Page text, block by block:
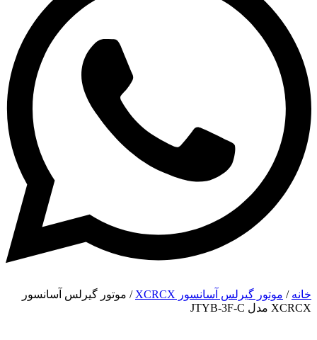
خانه / موتور گیرلس آسانسور XCRCX
/ موتور گیرلس آسانسور
XCRCX مدل JTYB-3F-C